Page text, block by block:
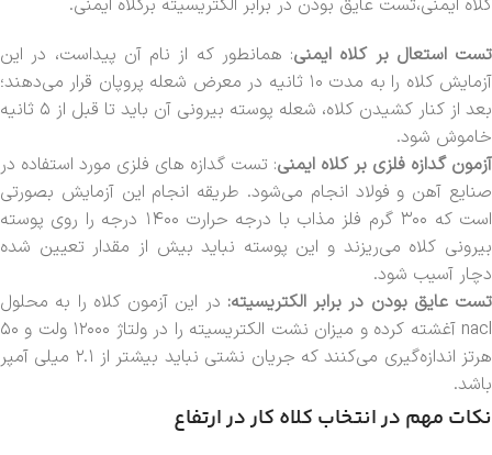
تست استعال بر کلاه ایمنی: همانطور که از نام آن پیداست، در این
آزمایش کلاه را به مدت ۱۰ ثانیه در معرض شعله پروپان قرار می‌دهند؛
بعد از کنار کشیدن کلاه، شعله پوسته بیرونی آن باید تا قبل از ۵ ثانیه
خاموش شود.
آزمون گدازه فلزی بر کلاه ایمنی: تست گدازه های فلزی مورد استفاده در
صنایع آهن و فولاد انجام می‌شود. طریقه انجام این آزمایش بصورتی
است که ۳۰۰ گرم فلز مذاب با درجه حرارت ۱۴۰۰ درجه را روی پوسته
بیرونی کلاه می‌ریزند و این پوسته نباید بیش از مقدار تعیین شده
دچار آسیب شود.
تست عایق بودن در برابر الکتریسیته: در این آزمون کلاه را به محلول
nacl آغشته کرده و میزان نشت الکتریسیته را در ولتاژ ۱۲۰۰۰ ولت و ۵۰
هرتز اندازه‌گیری می‌کنند که جریان نشتی نباید بیشتر از ۲.۱ میلی آمپر
باشد.
نکات مهم در انتخاب کلاه کار در ارتفاع